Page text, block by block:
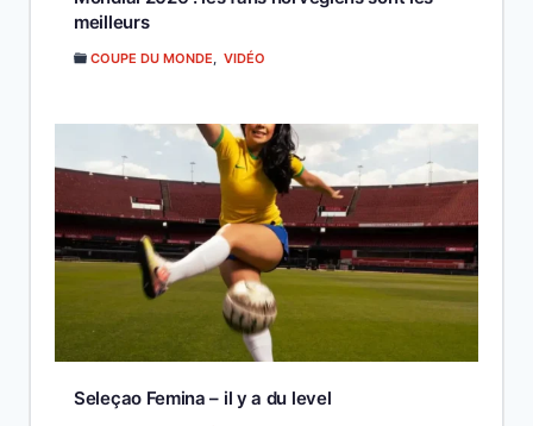
meilleurs
COUPE DU MONDE VIDÉO
Seleçao Femina – il y a du level